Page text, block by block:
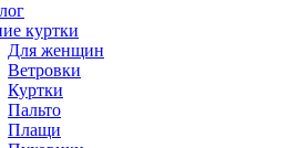
куртки
Для женщин
Ветровки
Куртки
Пальто
Плащи